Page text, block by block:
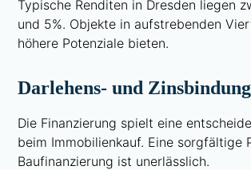
Typische Renditen in Dresden liegen
und 5%. Objekte in aufstrebenden
höhere Potenziale bieten.
Darlehens- und
Die Finanzierung spielt eine
beim Immobilienkauf. Eine sorgfältige
Baufinanzierung ist unerlässlich.